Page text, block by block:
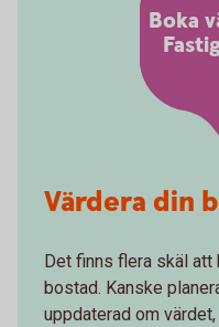
Värdera din
Det finns flera skäl att
bostad. Kanske
uppdaterad om
Boka